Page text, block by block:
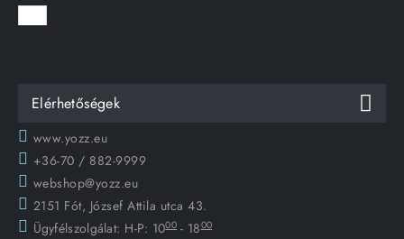
Elérhetőségek
www.yozz.eu
+36-70 / 882-9999
webshop@yozz.eu
2151 Fót, József Attila utca 43.
Ügyfélszolgálat: H-P: 1000 - 1800